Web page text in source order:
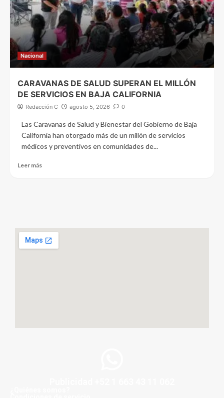
Nacional
CARAVANAS DE SALUD SUPERAN EL MILLÓN
DE SERVICIOS EN BAJA CALIFORNIA
Redacción C agosto 5, 2026 0
Las Caravanas de Salud y Bienestar del Gobierno de Baja
California han otorgado más de un millón de servicios
médicos y preventivos en comunidades de...
Leer más